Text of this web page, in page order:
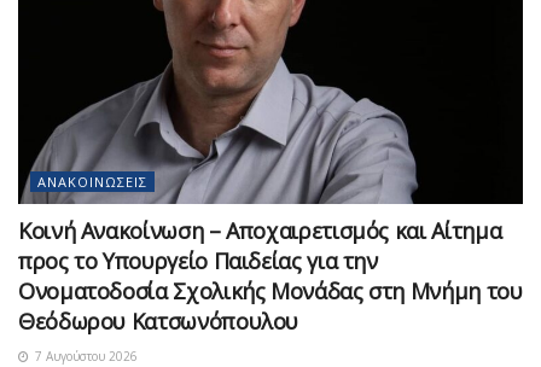
ΑΝΑΚΟΙΝΏΣΕΙΣ
Κοινή Ανακοίνωση – Αποχαιρετισμός και Αίτημα
προς το Υπουργείο Παιδείας για την
Ονοματοδοσία Σχολικής Μονάδας στη Μνήμη του
Θεόδωρου Κατσωνόπουλου
7 Αυγούστου 2026